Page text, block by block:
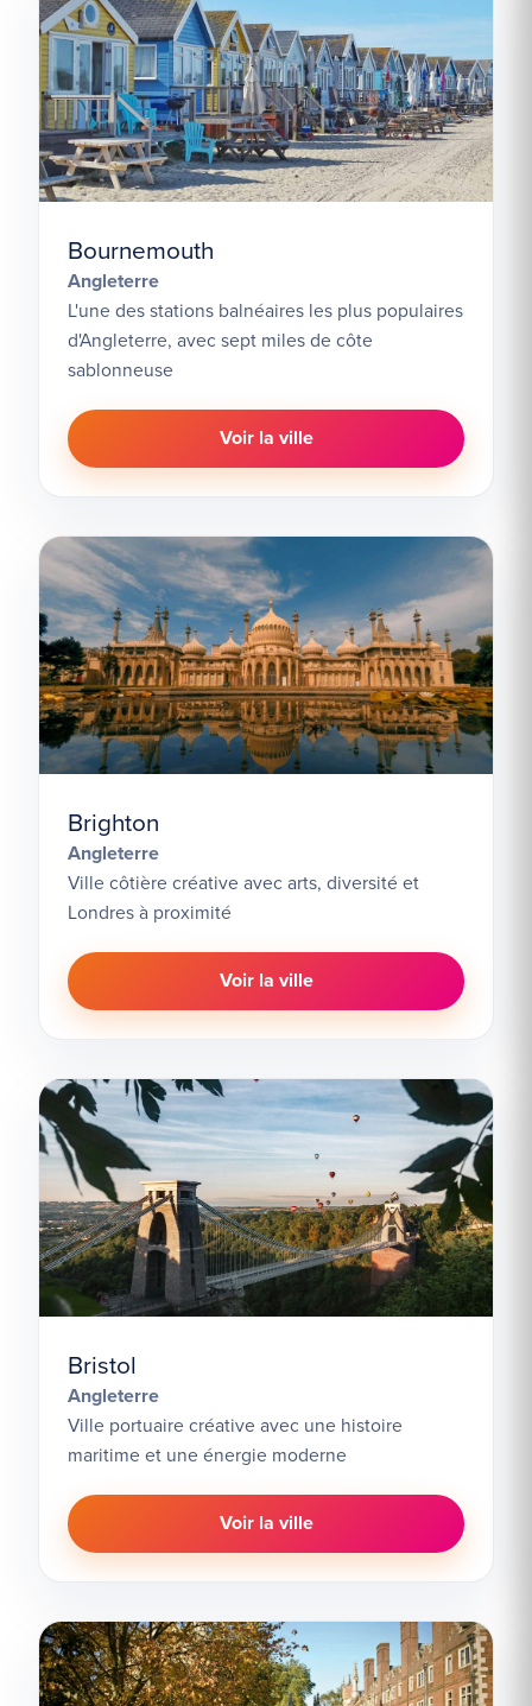
Bournemouth
Angleterre
L'une des stations balnéaires les plus populaires
d'Angleterre, avec sept miles de côte
sablonneuse
Voir la ville
Brighton
Angleterre
Ville côtière créative avec arts, diversité et
Londres à proximité
Voir la ville
Bristol
Angleterre
Ville portuaire créative avec une histoire
maritime et une énergie moderne
Voir la ville